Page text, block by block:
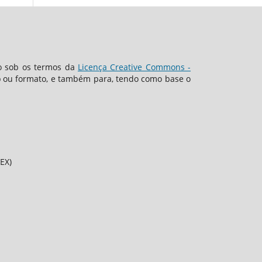
os termos da Licença Creative Commons -
formato, e também para, tendo como base o